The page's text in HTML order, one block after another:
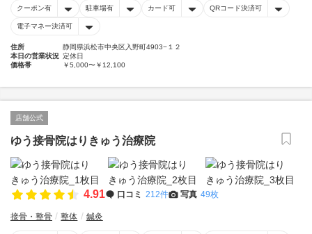
クーポン有 駐車場有 カード可 QRコード決済可
電子マネー決済可
住所
静岡県浜松市中央区入野町4903−１２
本日の営業状況 定休日
価格帯
￥5,000〜￥12,100
店舗公式
ゆう接骨院はりきゅう治療院
4.91 口コミ 212件 写真 49枚
接骨・整骨 整体 鍼灸